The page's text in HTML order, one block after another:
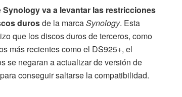
Synology va a levantar las restricciones
durosde la marcaSynology. Esta
que los discos duros de terceros, como
más recientes como el DS925+, el
se negaran a actualizar de versión de
para conseguir saltarse la compatibilidad.